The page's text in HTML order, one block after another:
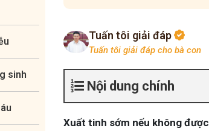
sinh
Tuấn tôi giải đáp
Tuấn tôi giải đáp cho bà con
Nội dung chính
Xuất tinh sớm nếu không